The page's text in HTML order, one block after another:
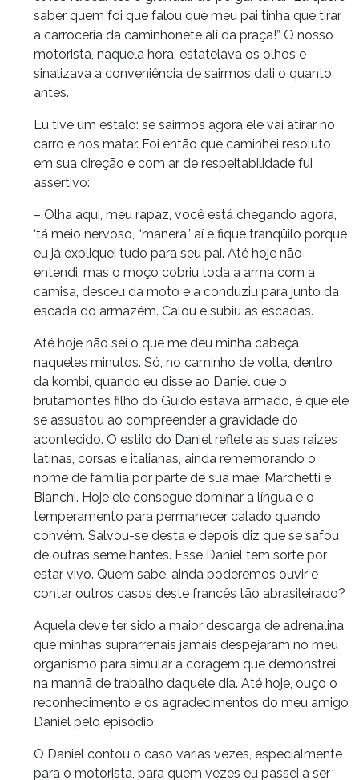
saber quem foi que falou que meu pai tinha que tirar
a carroceria da caminhonete ali da praça!” O nosso
motorista, naquela hora, estatelava os olhos e
sinalizava a conveniência de sairmos dali o quanto
antes.
Eu tive um estalo: se sairmos agora ele vai atirar no
carro e nos matar. Foi então que caminhei resoluto
em sua direção e com ar de respeitabilidade fui
assertivo:
– Olha aqui, meu rapaz, você está chegando agora,
‘tá meio nervoso, “manera” aí e fique tranqüilo porque
eu já expliquei tudo para seu pai. Até hoje não
entendi, mas o moço cobriu toda a arma com a
camisa, desceu da moto e a conduziu para junto da
escada do armazém. Calou e subiu as escadas.
Até hoje não sei o que me deu minha cabeça
naqueles minutos. Só, no caminho de volta, dentro
da kombi, quando eu disse ao Daniel que o
brutamontes filho do Guido estava armado, é que ele
se assustou ao compreender a gravidade do
acontecido. O estilo do Daniel reflete as suas raizes
latinas, corsas e italianas, ainda rememorando o
nome de família por parte de sua mãe: Marchetti e
Bianchi. Hoje ele consegue dominar a língua e o
temperamento para permanecer calado quando
convém. Salvou-se desta e depois diz que se safou
de outras semelhantes. Esse Daniel tem sorte por
estar vivo. Quem sabe, ainda poderemos ouvir e
contar outros casos deste francês tão abrasileirado?
Aquela deve ter sido a maior descarga de adrenalina
que minhas suprarrenais jamais despejaram no meu
organismo para simular a coragem que demonstrei
na manhã de trabalho daquele dia. Até hoje, ouço o
reconhecimento e os agradecimentos do meu amigo
Daniel pelo episódio.
O Daniel contou o caso várias vezes, especialmente
para o motorista, para quem vezes eu passei a ser